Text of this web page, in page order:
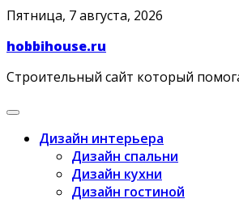
Skip
content
Пятница, 7 августа, 2026
hobbihouse.ru
Строительный сайт который
Дизайн интерьера
Дизайн спальни
Дизайн кухни
Дизайн гостиной